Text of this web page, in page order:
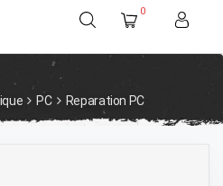
0
PC Reparation PC